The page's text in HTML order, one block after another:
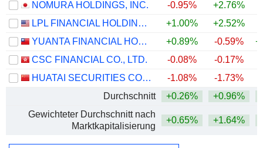
NOMURA HOLDINGS, INC. -0.95% +2.76%
LPL FINANCIAL HOLDINGS INC.
+1.00% +2.52%
YUANTA FINANCIAL HOLDING CO., LTD.
+0.89% -0.59%
CSC FINANCIAL CO., LTD.
-0.08% -0.17%
HUATAI SECURITIES CO., LTD.
-1.08% -1.73%
Durchschnitt
+0.26% +0.96%
Gewichteter Durchschnitt nach
Marktkapitalisierung
+0.65% +1.64%